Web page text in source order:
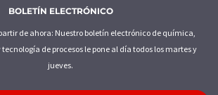
BOLETÍN ELECTRÓNICO
de ahora: Nuestro boletín electrónico de química,
de procesos le pone al día todos los martes y
jueves.